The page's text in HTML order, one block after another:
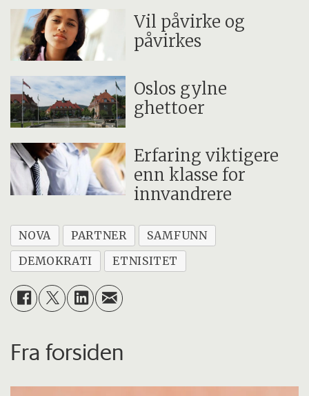
Vil påvirke og
påvirkes
Oslos gylne
ghettoer
Erfaring viktigere
enn klasse for
innvandrere
NOVA PARTNER
SAMFUNN
DEMOKRATI
ETNISITET
Fra forsiden